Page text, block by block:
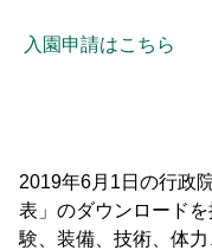
入園申請はこちら
2019年6月1日の行政
表」のダウンロード
験、装備、技術、体